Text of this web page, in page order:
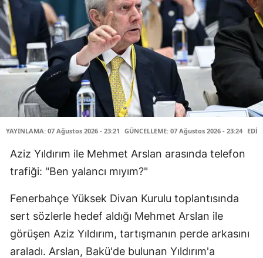
YAYINLAMA: 07 Ağustos 2026 - 23:21 GÜNCELLEME: 07 Ağustos 2026 - 23:24
Aziz Yıldırım ile Mehmet Arslan arasında telefon
trafiği: "Ben yalancı mıyım?"
Fenerbahçe Yüksek Divan Kurulu toplantısında
sert sözlerle hedef aldığı Mehmet Arslan ile
görüşen Aziz Yıldırım, tartışmanın perde arkasını
araladı. Arslan, Bakü'de bulunan Yıldırım'a